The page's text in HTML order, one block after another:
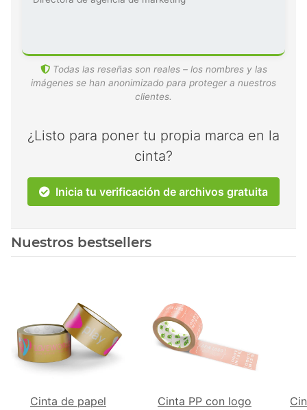
Todas las reseñas son reales – los nombres y las
imágenes se han anonimizado para proteger a nuestros
clientes.
¿Listo para poner tu propia marca en la
cinta?
Inicia tu verificación de archivos gratuita
Nuestros bestsellers
Cinta de papel
Cinta PP con logo